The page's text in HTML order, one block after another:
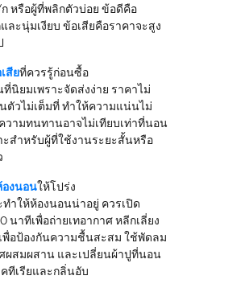
หรือผู้ที่พลิกตัวบ่อย ข้อดีคือ
ละนุ่มเงียบ ข้อเสียคือราคาจะสูง
สียที่ควรรู้ก่อนซื้อ
ยมเพราะจัดส่งง่าย ราคาไม่
ตัวไม่เต็มที่ ทำให้ความแน่นไม่
วามทนทานอาจไม่เทียบเท่าที่นอน
ะสำหรับผู้ที่ใช้งานระยะสั้นหรือ
องนอนให้โปร่ง
ำให้ห้องนอนน่าอยู่ ควรเปิด
นาทีเพื่อถ่ายเทอากาศ หลีกเลี่ยง
พื่อป้องกันความชื้นสะสม ใช้พัดลม
ผสมผสาน และเปลี่ยนผ้าปูที่นอน
ทีเรียและกลิ่นอับ